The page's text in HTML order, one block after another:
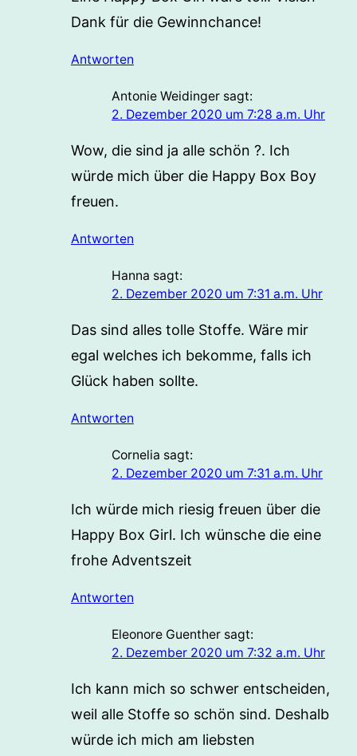
Dank für die Gewinnchance!
Antworten
Antonie Weidinger sagt:
2. Dezember 2020 um 7:28 a.m. Uhr
Wow, die sind ja alle schön ?. Ich
würde mich über die Happy Box Boy
freuen.
Antworten
Hanna sagt:
2. Dezember 2020 um 7:31 a.m. Uhr
Das sind alles tolle Stoffe. Wäre mir
egal welches ich bekomme, falls ich
Glück haben sollte.
Antworten
Cornelia sagt:
2. Dezember 2020 um 7:31 a.m. Uhr
Ich würde mich riesig freuen über die
Happy Box Girl. Ich wünsche die eine
frohe Adventszeit
Antworten
Eleonore Guenther sagt:
2. Dezember 2020 um 7:32 a.m. Uhr
Ich kann mich so schwer entscheiden,
weil alle Stoffe so schön sind. Deshalb
würde ich mich am liebsten